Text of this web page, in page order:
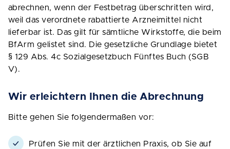
abrechnen, wenn der Festbetrag überschritten wird,
weil das verordnete rabattierte Arzneimittel nicht
lieferbar ist. Das gilt für sämtliche Wirkstoffe, die beim
BfArm gelistet sind. Die gesetzliche Grundlage bietet
§ 129 Abs. 4c Sozialgesetzbuch Fünftes Buch (SGB
V).
Wir erleichtern Ihnen die Abrechnung
Bitte gehen Sie folgendermaßen vor:
Prüfen Sie mit der ärztlichen Praxis, ob Sie auf